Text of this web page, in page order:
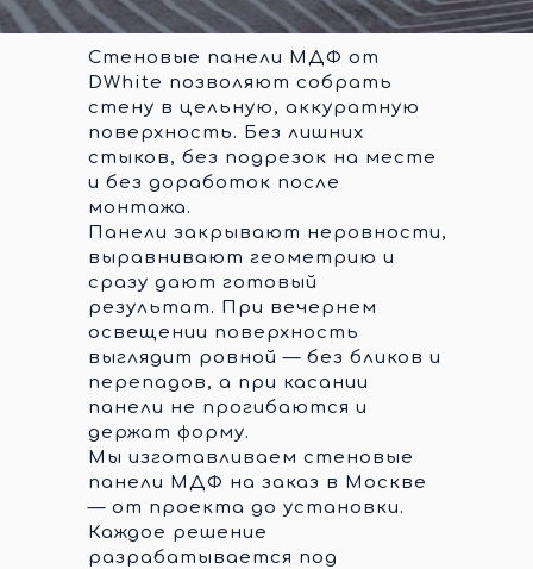
Стеновые панели МДФ от
DWhite позволяют собрать
стену в цельную, аккуратную
поверхность. Без лишних
стыков, без подрезок на месте
и без доработок после
монтажа.
Панели закрывают неровности,
выравнивают геометрию и
сразу дают готовый
результат. При вечернем
освещении поверхность
выглядит ровной — без бликов и
перепадов, а при касании
панели не прогибаются и
держат форму.
Мы изготавливаем стеновые
панели МДФ на заказ в Москве
— от проекта до установки.
Каждое решение
разрабатывается под